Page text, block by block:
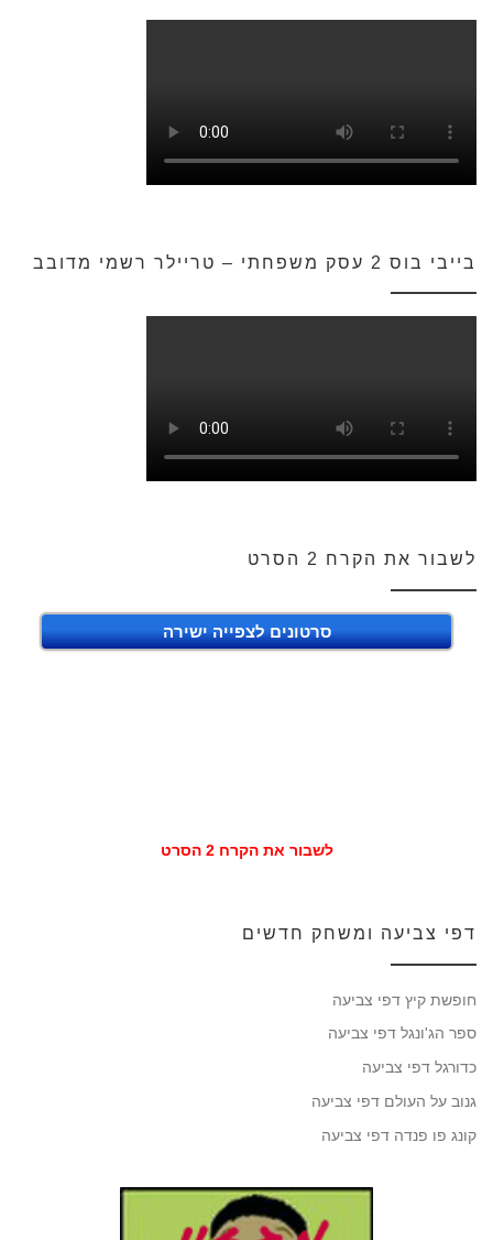
בייבי בוס 2 עסק משפחתי – טריילר רשמי מדובב
לשבור את הקרח 2 הסרט
סרטונים לצפייה ישירה
לשבור את הקרח 2 הסרט
דפי צביעה ומשחק חדשים
חופשת קיץ דפי צביעה
ספר הג'ונגל דפי צביעה
כדורגל דפי צביעה
גנוב על העולם דפי צביעה
קונג פו פנדה דפי צביעה